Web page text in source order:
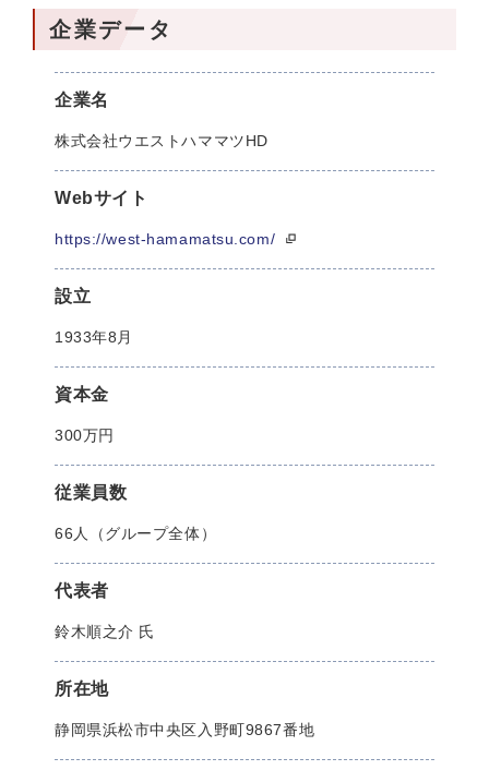
企業データ
企業名
株式会社ウエストハママツHD
Webサイト
https://west-hamamatsu.com/
設立
1933年8月
資本金
300万円
従業員数
66人（グループ全体）
代表者
鈴木順之介 氏
所在地
静岡県浜松市中央区入野町9867番地